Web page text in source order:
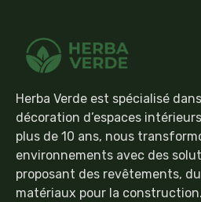
Herba Verde est spécialisé
décoration d’espaces
plus de 10 ans, nous
environnements avec des
proposant des revêtements,
matériaux pour la construction.